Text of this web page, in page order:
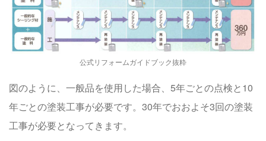
公式リフォームガイドブック抜粋
図のように、一般品を使用した場合、5年ごとの点検と10
年ごとの塗装工事が必要です。 30年でおおよそ3回の塗装
工事が必要となってきます。